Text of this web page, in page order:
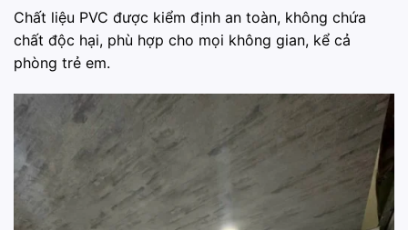
Chất liệu PVC được kiểm định an toàn, không chứa
chất độc hại, phù hợp cho mọi không gian, kể cả
phòng trẻ em.